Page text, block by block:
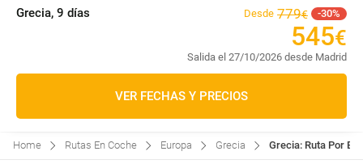
Grecia, 9 días Desde 779€ 30
545€
Salida el 27/10/2026 desde Madrid
VER FECHAS Y PRECIOS
Home Rutas En Coche Europa Grecia Grecia: Ruta Por El